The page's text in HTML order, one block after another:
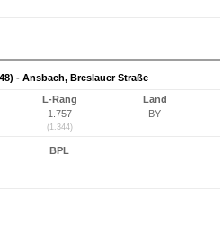
- Ansbach, Breslauer Straße
L-Rang
1.757
(1.344)
Land
BY
BPL